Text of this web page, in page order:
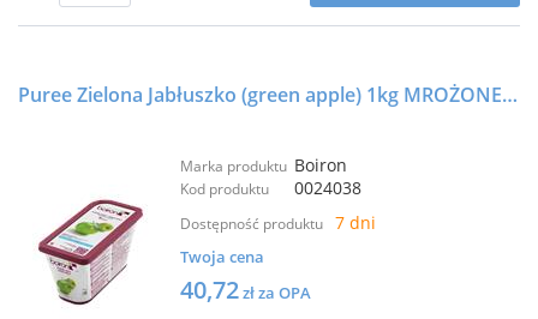
Puree Zielona Jabłuszko (green apple) 1kg MROŻONE - BOIRON
Marka produktu Boiron
Kod produktu 0024038
Dostępność produktu 7 dni
Twoja cena
40,72zł za OPA